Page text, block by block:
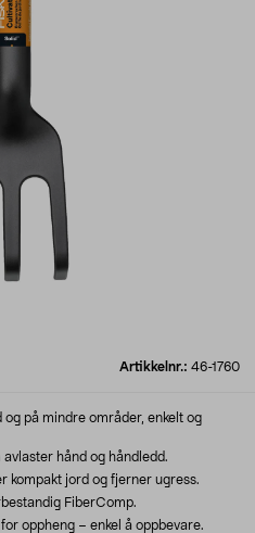
Artikkelnr.: 46-1760
på mindre områder, enkelt og
hånd og håndledd.
kompakt jord og fjerner ugress.
FiberComp.
oppheng – enkel å oppbevare.